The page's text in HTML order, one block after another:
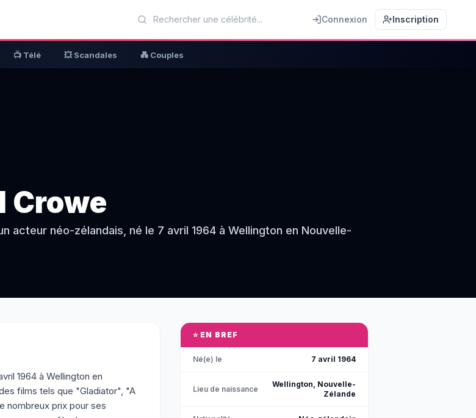
Connexion Inscription
📺 Télé 💥 Scandales 💑 Couples
Crowe
acteur néo-zélandais, né le 7 avril 1964 à Wellington en Nouvelle-
1964 à Wellington en
films tels que "Gladiator", "A
nombreux prix pour ses
⭐ EN BREF
Né(e) le 7 avril 1964
Lieu de naissance
Wellington, Nouvelle-
Zélande